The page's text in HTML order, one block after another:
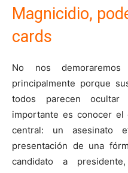
Magnicidio,
cards
No nos
principalmente porque
todos parecen
importante es conocer el
central: un asesinato
presentación de una
candidato a